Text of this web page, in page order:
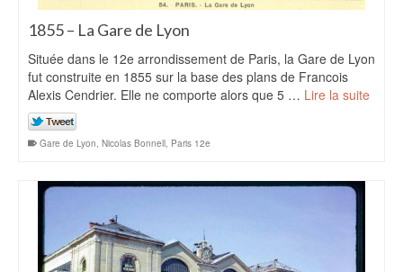
1855 – La Gare de Lyon
Située dans le 12e arrondissement de Paris, la Gare de Lyon
fut construite en 1855 sur la base des plans de Francois
Alexis Cendrier. Elle ne comporte alors que 5 … Lire la suite
Gare de Lyon, Nicolas Bonnell, Paris 12e